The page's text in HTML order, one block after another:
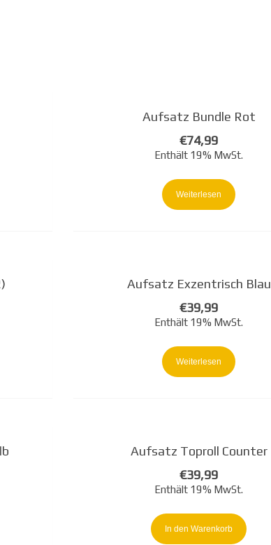
Aufsatz Bundle Rot
€74,99
Enthält 19% MwSt.
Weiterlesen
Aufsatz Exzentrisch Blau
€39,99
Enthält 19% MwSt.
Weiterlesen
Aufsatz Toproll Counter
€39,99
Enthält 19% MwSt.
In den Warenkorb